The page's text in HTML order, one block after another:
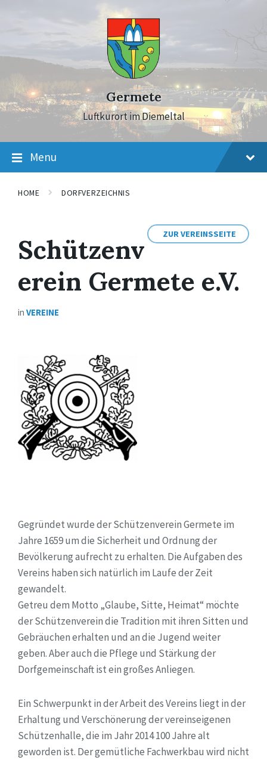
Germete
Luftkurort im Diemeltal
Menu
HOME DORFVERZEICHNIS
ZUR VEREINSSEITE
Schützenv
erein Germete e.V.
in VEREINE
Gegründet wurde der Schützenverein Germete im
Jahre 1659 um die Sicherheit und Ordnung der
Bevölkerung aufrecht zu erhalten. Die Aufgaben des
Vereins haben sich natürlich im Laufe der Zeit
gewandelt.
Getreu dem Motto „Glaube, Sitte, Heimat“ möchte
der Schützenverein die Tradition mit ihren Sitten und
Gebräuchen erhalten und an die Jugend weiter
geben. Aber auch die Pflege und Stärkung der
Dorfgemeinschaft ist ein großes Anliegen.
Ein Schwerpunkt in der Arbeit des Vereins liegt in der
Erhaltung und Verschönerung der vereinseigenen
Schützenhalle, die im Jahr 2014 100 Jahre alt
geworden ist. Der gemütliche Fachwerkbau wird nicht